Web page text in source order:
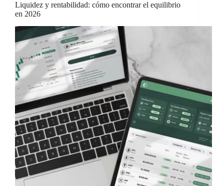
Liquidez y rentabilidad: cómo encontrar el equilibrio
en 2026